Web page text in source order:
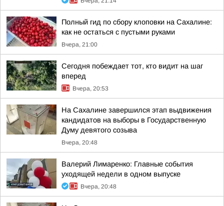
Полный гид по сбору клоповки на Сахалине:
как не остаться с пустыми руками
Вчера, 21:00
Сегодня побеждает тот, кто видит на шаг
вперед
Вчера, 20:53
На Сахалине завершился этап выдвижения
кандидатов на выборы в Государственную
Думу девятого созыва
Вчера, 20:48
Валерий Лимаренко: Главные события
уходящей недели в одном выпуске
Вчера, 20:48